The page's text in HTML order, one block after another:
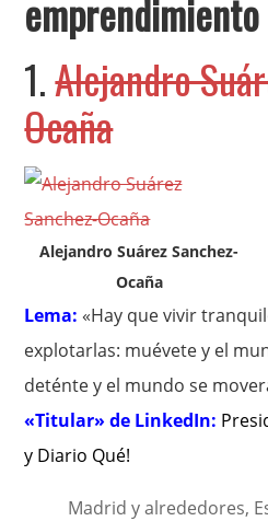
emprendimiento
1.Alejandro
Ocaña
Alejandro Suárez Sanchez-
Ocaña
Lema: «Hay que vivir
explotarlas: muévete y el
deténte y el mundo se
«Titular» de LinkedIn:
y Diario Qué!
Madrid y alrededores,